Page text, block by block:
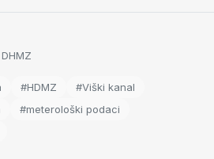
#HDMZ
#Viški kanal
#meterološki podaci